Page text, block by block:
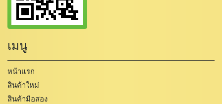
เมนู
หน้าแรก
สินค้าใหม่
สินค้ามือสอง